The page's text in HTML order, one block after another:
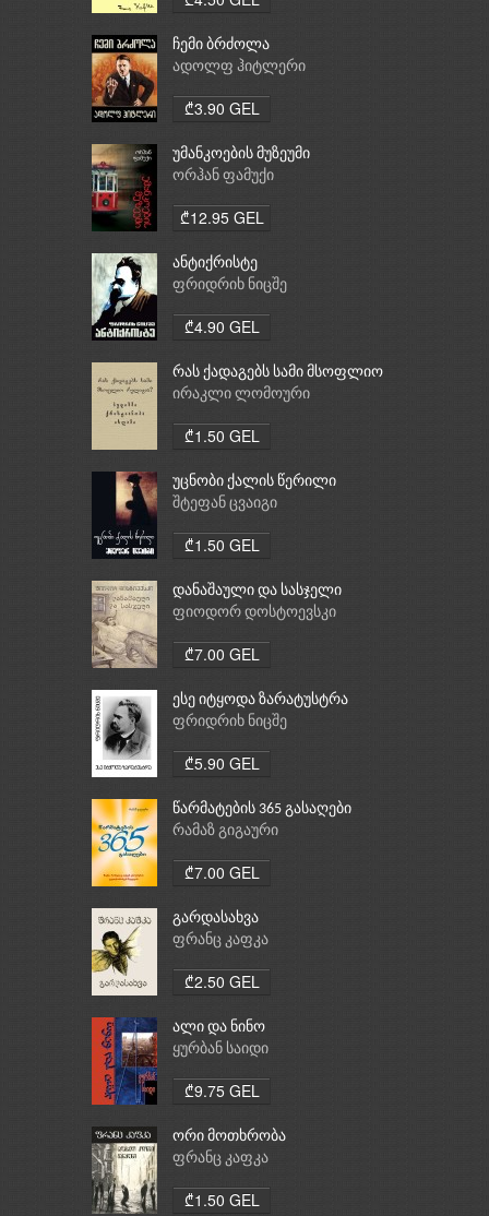
ჩემი ბრძოლა
ადოლფ ჰიტლერი
₾3.90 GEL
უმანკოების მუზეუმი
ორჰან ფამუქი
₾12.95 GEL
ანტიქრისტე
ფრიდრიხ ნიცშე
₾4.90 GEL
რას ქადაგებს სამი მსოფლიო
რელიგია: ბუდიზმი,
ირაკლი ლომოური
₾1.50 GEL
უცნობი ქალის წერილი
შტეფან ცვაიგი
₾1.50 GEL
დანაშაული და სასჯელი
ფიოდორ დოსტოევსკი
₾7.00 GEL
ესე იტყოდა ზარატუსტრა
ფრიდრიხ ნიცშე
₾5.90 GEL
წარმატების 365 გასაღები
რამაზ გიგაური
₾7.00 GEL
გარდასახვა
ფრანც კაფკა
₾2.50 GEL
ალი და ნინო
ყურბან საიდი
₾9.75 GEL
ორი მოთხრობა
ფრანც კაფკა
₾1.50 GEL